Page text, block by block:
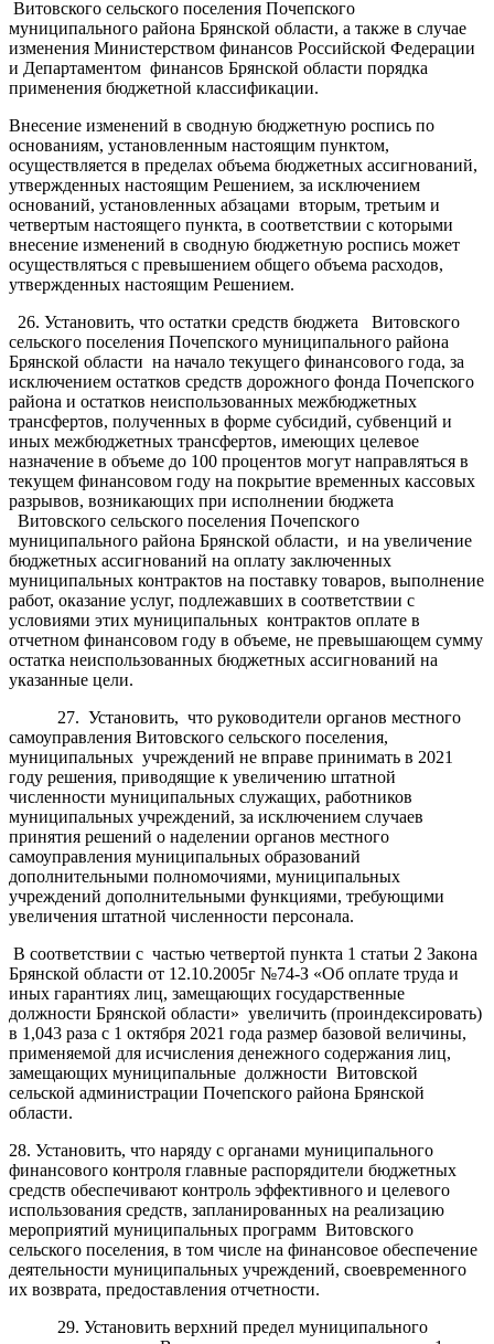
Витовского сельского поселения Почепского
муниципального района Брянской области, а также в случае
изменения Министерством финансов Российской Федерации
и Департаментом финансов Брянской области порядка
применения бюджетной классификации.
Внесение изменений в сводную бюджетную роспись по
основаниям, установленным настоящим пунктом,
осуществляется в пределах объема бюджетных ассигнований,
утвержденных настоящим Решением, за исключением
оснований, установленных абзацами вторым, третьим и
четвертым настоящего пункта, в соответствии с которыми
внесение изменений в сводную бюджетную роспись может
осуществляться с превышением общего объема расходов,
утвержденных настоящим Решением.
26. Установить, что остатки средств бюджета Витовского
сельского поселения Почепского муниципального района
Брянской области на начало текущего финансового года, за
исключением остатков средств дорожного фонда Почепского
района и остатков неиспользованных межбюджетных
трансфертов, полученных в форме субсидий, субвенций и
иных межбюджетных трансфертов, имеющих целевое
назначение в объеме до 100 процентов могут направляться в
текущем финансовом году на покрытие временных кассовых
разрывов, возникающих при исполнении бюджета
Витовского сельского поселения Почепского
муниципального района Брянской области, и на увеличение
бюджетных ассигнований на оплату заключенных
муниципальных контрактов на поставку товаров, выполнение
работ, оказание услуг, подлежавших в соответствии с
условиями этих муниципальных контрактов оплате в
отчетном финансовом году в объеме, не превышающем сумму
остатка неиспользованных бюджетных ассигнований на
указанные цели.
27. Установить, что руководители органов местного
самоуправления Витовского сельского поселения,
муниципальных учреждений не вправе принимать в 2021
году решения, приводящие к увеличению штатной
численности муниципальных служащих, работников
муниципальных учреждений, за исключением случаев
принятия решений о наделении органов местного
самоуправления муниципальных образований
дополнительными полномочиями, муниципальных
учреждений дополнительными функциями, требующими
увеличения штатной численности персонала.
В соответствии с частью четвертой пункта 1 статьи 2 Закона
Брянской области от 12.10.2005г №74-З «Об оплате труда и
иных гарантиях лиц, замещающих государственные
должности Брянской области» увеличить (проиндексировать)
в 1,043 раза с 1 октября 2021 года размер базовой величины,
применяемой для исчисления денежного содержания лиц,
замещающих муниципальные должности Витовской
сельской администрации Почепского района Брянской
области.
28. Установить, что наряду с органами муниципального
финансового контроля главные распорядители бюджетных
средств обеспечивают контроль эффективного и целевого
использования средств, запланированных на реализацию
мероприятий муниципальных программ Витовского
сельского поселения, в том числе на финансовое обеспечение
деятельности муниципальных учреждений, своевременного
их возврата, предоставления отчетности.
29. Установить верхний предел муниципального